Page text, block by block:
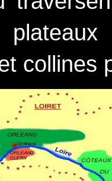
collines